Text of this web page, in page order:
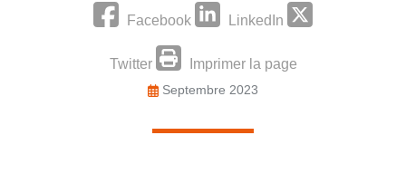
Facebook LinkedIn
Twitter Imprimer la page
Septembre 2023